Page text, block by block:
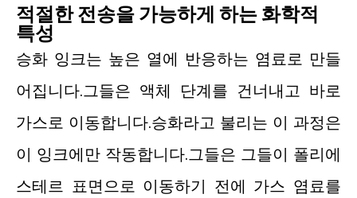
적절한 전송을 가능하게 하는 화학적
특성
승화 잉크는 높은 열에 반응하는 염료로 만들
어집니다.그들은 액체 단계를 건너내고 바로
가스로 이동합니다.승화라고 불리는 이 과정은
이 잉크에만 작동합니다.그들은 그들이 폴리에
스테르 표면으로 이동하기 전에 가스 염료를